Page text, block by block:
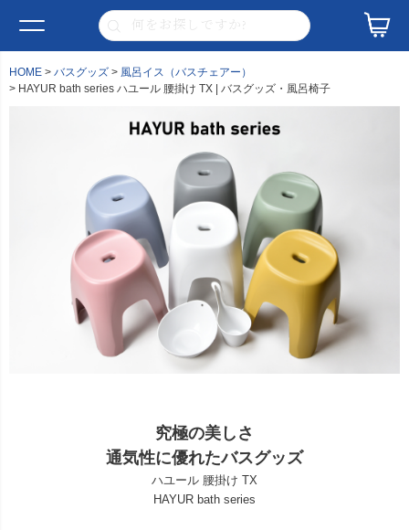
HOME バスグッズ
風呂イス（バスチェアー）
HAYUR bath series ハユール 腰掛け TX | バスグッズ・風呂椅子
究極の美しさ
通気性に優れたバスグッズ
ハユール 腰掛け TX
HAYUR bath series